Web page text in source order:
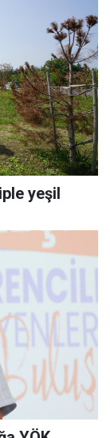
yeşil